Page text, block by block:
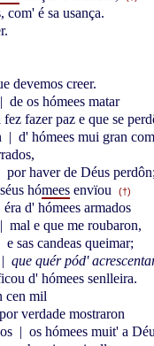
com' é sa usança.
devemos creer.
| de os hómees matar
fazer paz e que se
| d' hómees mui gran
por haver de Déus perdôn;
hómeesenvïou (†)
éra d' hómees armados
| mal e que me roubaron,
e sas candeas queimar;
| que quér pód'
d' hómees senlleira.
cen mil
verdade mostraron
| os hómees muit' a